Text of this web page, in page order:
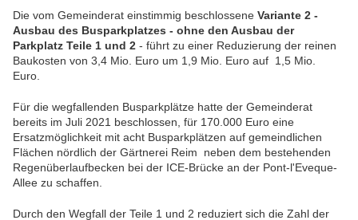
Die vom Gemeinderat einstimmig beschlossene Variante 2 -
Ausbau des Busparkplatzes - ohne den Ausbau der
Parkplatz Teile 1 und 2 - führt zu einer Reduzierung der reinen
Baukosten von 3,4 Mio. Euro um 1,9 Mio. Euro auf 1,5 Mio.
Euro.
Für die wegfallenden Busparkplätze hatte der Gemeinderat
bereits im Juli 2021 beschlossen, für 170.000 Euro eine
Ersatzmöglichkeit mit acht Busparkplätzen auf gemeindlichen
Flächen nördlich der Gärtnerei Reim neben dem bestehenden
Regenüberlaufbecken bei der ICE-Brücke an der Pont-l'Eveque-
Allee zu schaffen.
Durch den Wegfall der Teile 1 und 2 reduziert sich die Zahl der